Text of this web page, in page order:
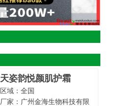
天姿韵悦颜肌护霜
区域：全国
厂家： 广州金海生物科技有限